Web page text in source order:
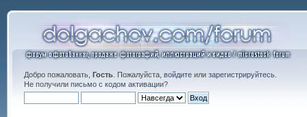
Добро пожаловать, Гость. Пожалуйста, войдитеили зарегистрируйтесь.
Не получили письмо с кодом активации?